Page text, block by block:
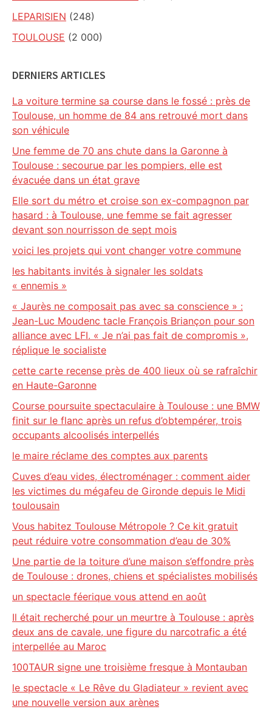
LEPARISIEN (248)
TOULOUSE (2 000)
DERNIERS ARTICLES
La voiture termine sa course dans le fossé : près de
Toulouse, un homme de 84 ans retrouvé mort dans
son véhicule
Une femme de 70 ans chute dans la Garonne à
Toulouse : secourue par les pompiers, elle est
évacuée dans un état grave
Elle sort du métro et croise son ex-compagnon par
hasard : à Toulouse, une femme se fait agresser
devant son nourrisson de sept mois
voici les projets qui vont changer votre commune
les habitants invités à signaler les soldats
« ennemis »
« Jaurès ne composait pas avec sa conscience » :
Jean-Luc Moudenc tacle François Briançon pour son
alliance avec LFI. « Je n’ai pas fait de compromis »,
réplique le socialiste
cette carte recense près de 400 lieux où se rafraîchir
en Haute-Garonne
Course poursuite spectaculaire à Toulouse : une BMW
finit sur le flanc après un refus d’obtempérer, trois
occupants alcoolisés interpellés
le maire réclame des comptes aux parents
Cuves d’eau vides, électroménager : comment aider
les victimes du mégafeu de Gironde depuis le Midi
toulousain
Vous habitez Toulouse Métropole ? Ce kit gratuit
peut réduire votre consommation d’eau de 30%
Une partie de la toiture d’une maison s’effondre près
de Toulouse : drones, chiens et spécialistes mobilisés
un spectacle féerique vous attend en août
Il était recherché pour un meurtre à Toulouse : après
deux ans de cavale, une figure du narcotrafic a été
interpellée au Maroc
100TAUR signe une troisième fresque à Montauban
le spectacle « Le Rêve du Gladiateur » revient avec
une nouvelle version aux arènes